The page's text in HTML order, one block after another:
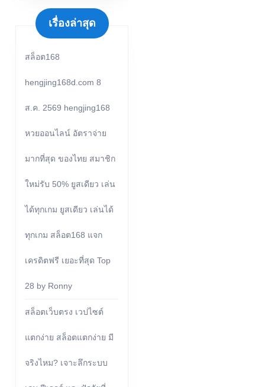
เรื่องล่าสุด
สล็อต168
hengjing168d.com 8
ส.ค. 2569 hengjing168
หวยออนไลน์ อัตราจ่าย
มากที่สุด ของไทย สมาชิก
ใหม่รับ 50% ยูสเดียว เล่น
ได้ทุกเกม ยูสเดียว เล่นได้
ทุกเกม สล็อต168 แจก
เครดิตฟรี เยอะที่สุด Top
28 by Ronny
สล็อตเว็บตรง เวปไซต์
แตกง่าย สล็อตแตกง่าย มี
จริงไหม? เจาะลึกระบบ